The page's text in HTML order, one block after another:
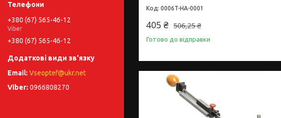
0006T-HA-0001
506,25 ₴
405 ₴
Готово до відправки
+380 (67) 565-46-12
Viber
+380 (67) 565-46-12
Vseoptef@ukr.net
0966808270